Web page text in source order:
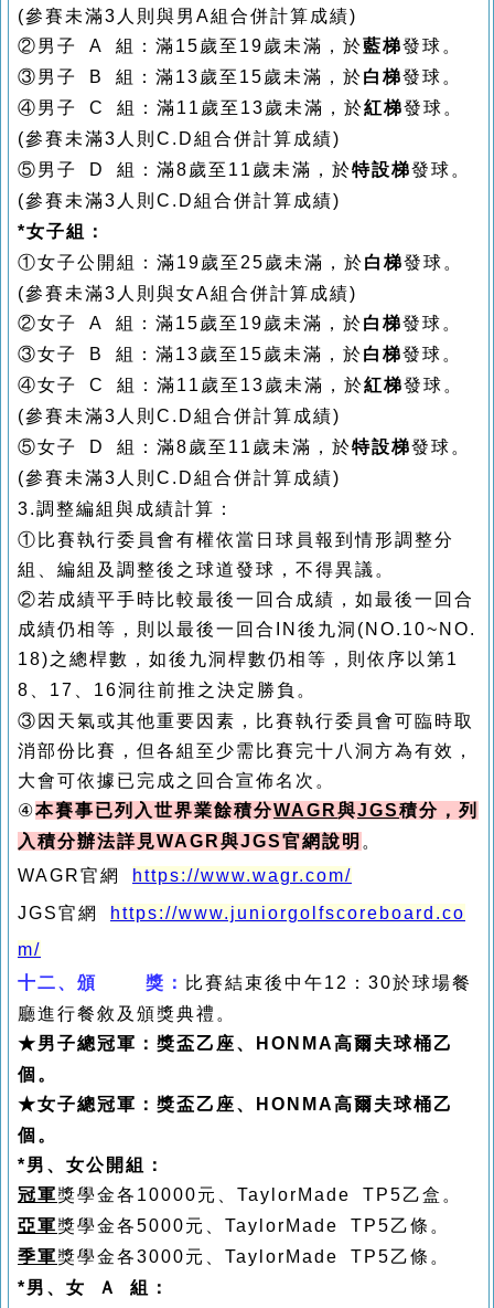
(參賽未滿3 人則與男A組合併計算成績)
②男子 A 組 ：滿15歲至 19歲未滿，於藍梯發球。
③男子 B 組 ：滿13歲至 15歲未滿，於白梯發球。
④男子 C 組 ：滿11 歲至 13歲未滿，於紅梯發球。
(參賽未滿3 人則 C.D組合併計算成績)
⑤男子 D 組 ：滿8歲至 11 歲未滿，於特設梯發球。
(參賽未滿3 人則 C.D組合併計算成績)
*女子組：
①女子公開組：滿19歲至 25歲未滿，於白梯發球。
(參賽未滿3 人則與女A組合併計算成績)
②女子 A 組 ：滿15歲至 19歲未滿，於白梯發球。
③女子 B 組 ：滿13歲至 15歲未滿，於白梯發球。
④女子 C 組 ：滿11 歲至 13歲未滿，於紅梯發球。
(參賽未滿3 人則 C.D組合併計算成績)
⑤女子 D 組 ：滿8歲至 11 歲未滿，於特設梯發球。
(參賽未滿3 人則 C.D組合併計算成績)
3.調整編組與成績計算：
① 比賽執行委員會有權依當日球員報到情形調整分
組、編組及調整後之球道發球，不得異議。
②若成績平手時比較最後一回合成績，如最後一回合
成績仍相等，則以最後一回合IN後九洞(NO.10~NO.
18)之總桿數，如後九洞桿數仍相等，則依序以第1
8
17 16洞往前推之決定勝負。
③ 因天氣或其他重要因素，比賽執行委員會可臨時取
消部份比賽，但各組至少需比賽完十八洞方為有效，
大會可依據已完成之回合宣佈名次 。
④本賽事已列入世界業餘積分WAGR與JGS積分，列
入積分辦法詳見WAGR與JGS官網說明 。
WAGR官網
https://www.wagr.com/
JGS官網
https://www.juniorgolfscoreboard.co
m/
十二、 頒 獎： 比賽結束後中午12 ： 30於球場餐
廳進行餐敘及頒獎典禮。
★男子總冠軍：獎盃乙座、HONMA高爾夫球桶乙
個。
★女子總冠軍：獎盃乙座、HONMA高爾夫球桶乙
個。
*男、女公開組：
冠軍獎學金各 10000元、 TaylorMade TP5乙盒。
亞軍獎學金各5000元、 TaylorMade TP5乙條。
季軍獎學金各3000元、 TaylorMade TP5乙條 。
*男、女
Ａ
組：